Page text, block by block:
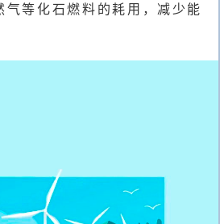
等化石燃料的耗用，减少能